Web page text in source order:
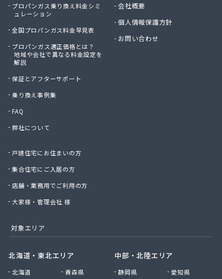
岩槻液化ガス(協)
吉岡燃料店
共栄クリーンガス株式会社
狭山液化石油ガス協同組合
郡店中島商店
江澤商事株式会社
今井商店
佐藤興産株式会社 三橋事業本部
坂戸ガス株式会社
埼玉ガス販売株式会社
埼玉県南液化瓦斯事業協同組合
埼玉中央農業協同組合LPガスセンター
三ツ輪産業株式会社 首都圏支店 草加営業所
三栄ガス株式会社
山二ガス株式会社 坂戸営業所
市川石油株式会社
プロパンガス乗り換え料金シミ
ュレーション
全国プロパンガス料金早見表
プロパンガス適正価格とは？
地域や会社で異なる料金設定を
解説
保証とアフターサポート
乗り換え事例集
FAQ
弊社について
戸建住宅にお住まいの方
集合住宅にご入居の方
店舗・業務用でご利用の方
大家様・管理会社 様
会社概要
個人情報保護方針
お問い合わせ
対象エリア
北海道・東北エリア
北海道
青森県
中部・北陸エリア
静岡県
愛知県